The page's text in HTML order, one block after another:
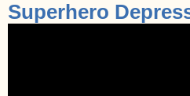
Superhero